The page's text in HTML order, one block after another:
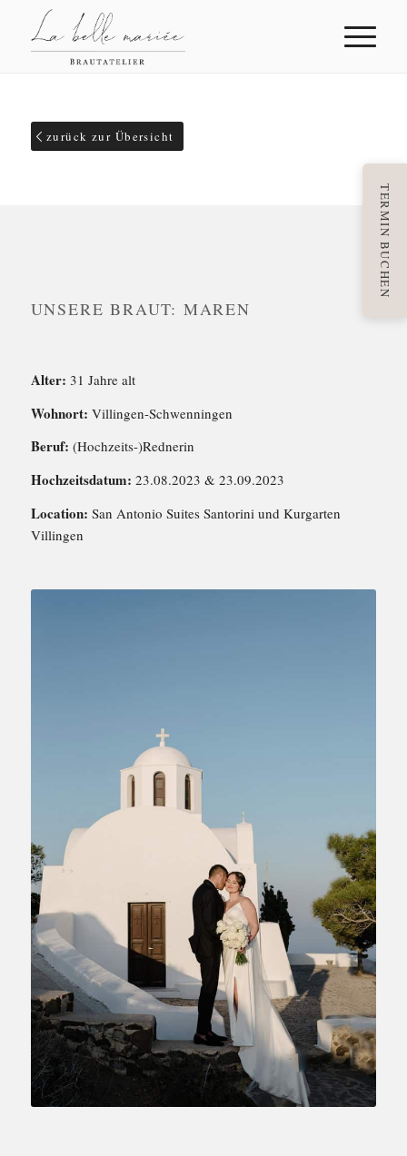
zurück zur Übersicht
UNSERE BRAUT: MAREN
Alter: 31 Jahre alt
Wohnort: Villingen-Schwenningen
Beruf: (Hochzeits-)Rednerin
Hochzeitsdatum: 23.08.2023 & 23.09.2023
Location: San Antonio Suites Santorini und Kurgarten
Villingen
TERMIN BUCHEN